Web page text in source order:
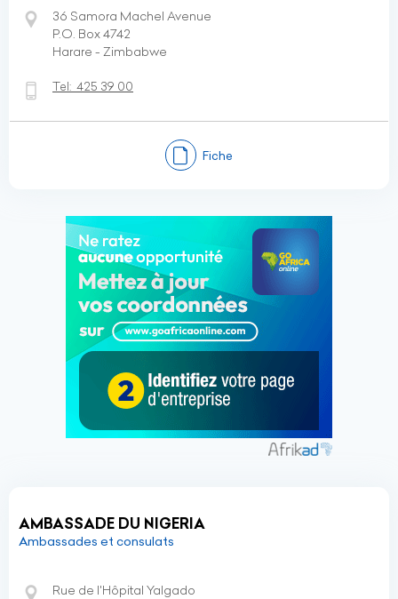
36 Samora Machel Avenue
P.O. Box 4742
Harare - Zimbabwe
Tel: 425 39 00
Fiche
AMBASSADE DU NIGERIA
Ambassades et consulats
Rue de l'Hôpital Yalgado